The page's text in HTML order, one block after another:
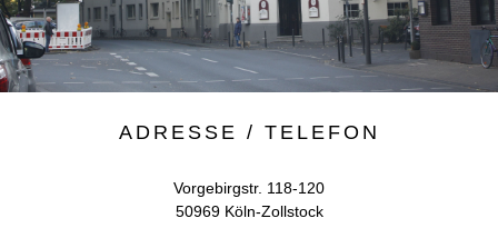
ADRESSE / TELEFON
Vorgebirgstr. 118-120
50969 Köln-Zollstock